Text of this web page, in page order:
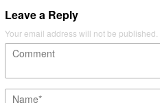
Leave a Reply
Your email address will not be published.